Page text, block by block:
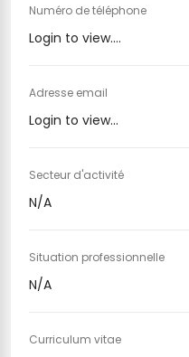
Numéro de téléphone
Login to view....
Adresse email
Login to view...
Secteur d'activité
N/A
Situation professionnelle
N/A
Curriculum vitae